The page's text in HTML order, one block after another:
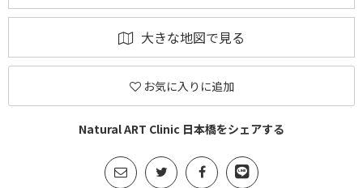
大きな地図で見る
お気に入りに追加
Natural ART Clinic 日本橋をシェアする